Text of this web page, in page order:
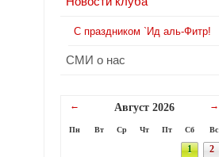
С праздником `Ид аль-Фитр!
СМИ о нас
← Август 2026 →
Пн Вт Ср Чт Пт Сб Вс
1
2